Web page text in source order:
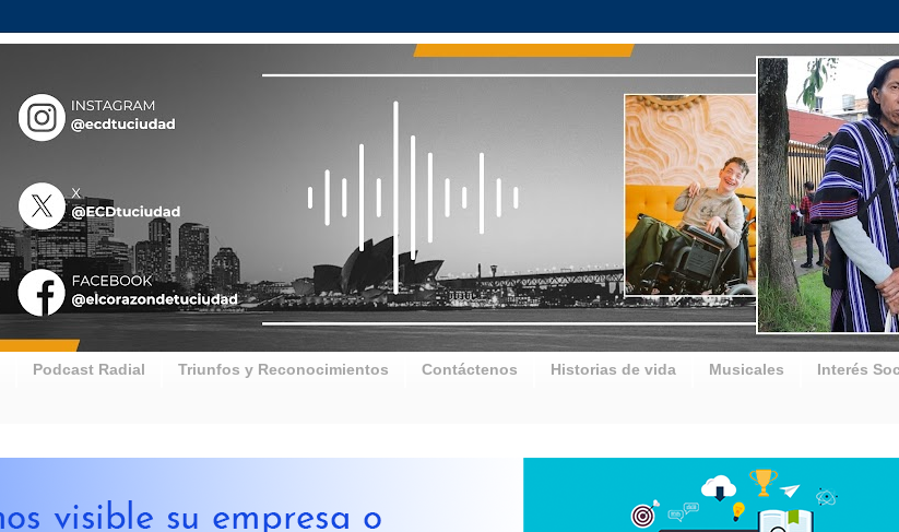
Podcast Radial Triunfos y Reconocimientos Contáctenos Historias de vida Musicales Interés